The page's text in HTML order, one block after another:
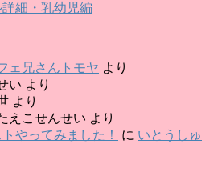
詳細・乳幼児編
ェ兄さんトモヤ より
い より
より
えこせんせい より
やってみました！
に いとうしゅ